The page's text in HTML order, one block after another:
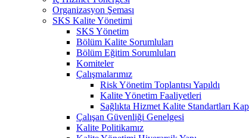
Organizasyon Şeması
SKS Kalite Yönetimi
SKS Yönetim
Bölüm Kalite Sorumluları
Bölüm Eğitim Sorumluları
Komiteler
Çalışmalarımız
Risk Yönetim Toplantısı Yapıldı
Kalite Yönetim Faaliyetleri
Sağlıkta Hizmet Kalite Standartları
Çalışan Güvenliği Genelgesi
Kalite Politikamız